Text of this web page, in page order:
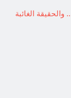
والحقيقة الغائبة